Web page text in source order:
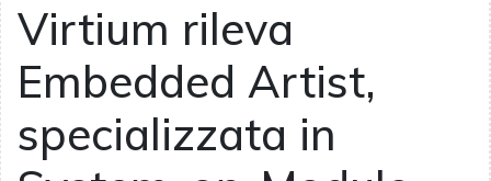
Virtium rileva
Embedded Artist,
specializzata in